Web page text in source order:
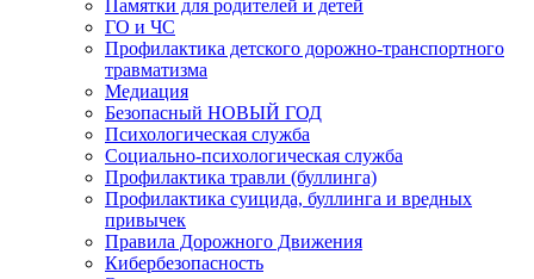
Памятки для родителей и детей
ГО и ЧС
Профилактика детского дорожно-транспортного
травматизма
Медиация
Безопасный НОВЫЙ ГОД
Психологическая служба
Социально-психологическая служба
Профилактика травли (буллинга)
Профилактика суицида, буллинга и вредных
привычек
Правила Дорожного Движения
Кибербезопасность